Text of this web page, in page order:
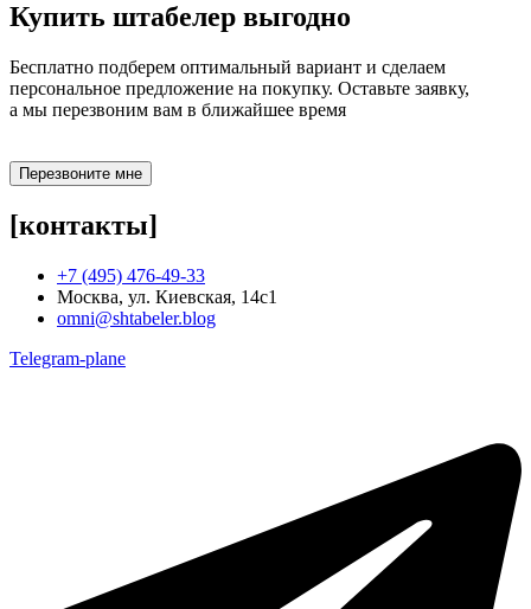
Купить штабелер выгодно
Бесплатно подберем оптимальный вариант и сделаем
персональное предложение на покупку. Оставьте заявку,
а мы перезвоним вам в ближайшее время
Перезвоните мне
[контакты]
+7 (495) 476-49-33
Москва, ул. Киевская, 14с1
omni@shtabeler.blog
Telegram-plane